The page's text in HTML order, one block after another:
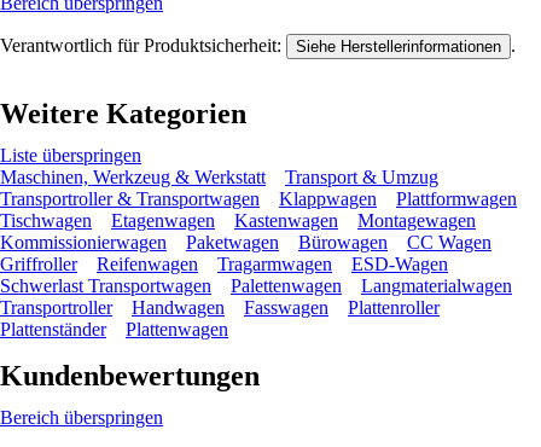
Verantwortlich für Produktsicherheit: Siehe Herstellerinformationen .
Weitere Kategorien
Liste überspringen
Maschinen, Werkzeug & Werkstatt
Transport & Umzug
Transportroller & Transportwagen
Klappwagen
Plattformwagen
Tischwagen
Etagenwagen Kastenwagen
Montagewagen
Kommissionierwagen
Paketwagen Bürowagen
CC Wagen
Griffroller
Reifenwagen Tragarmwagen
ESD-Wagen
Schwerlast Transportwagen
Palettenwagen
Langmaterialwagen
Transportroller
Handwagen Fasswagen
Plattenroller
Plattenständer
Plattenwagen
Kundenbewertungen
Bereich überspringen